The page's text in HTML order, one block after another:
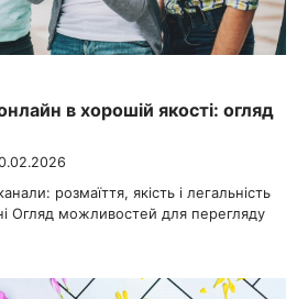
в хорошій якості: огляд
розмаїття, якість і легальність
Огляд можливостей для перегляду